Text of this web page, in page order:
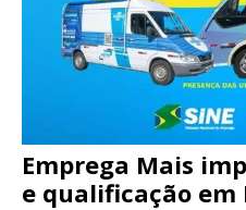
Emprega Mais
e qualificação em